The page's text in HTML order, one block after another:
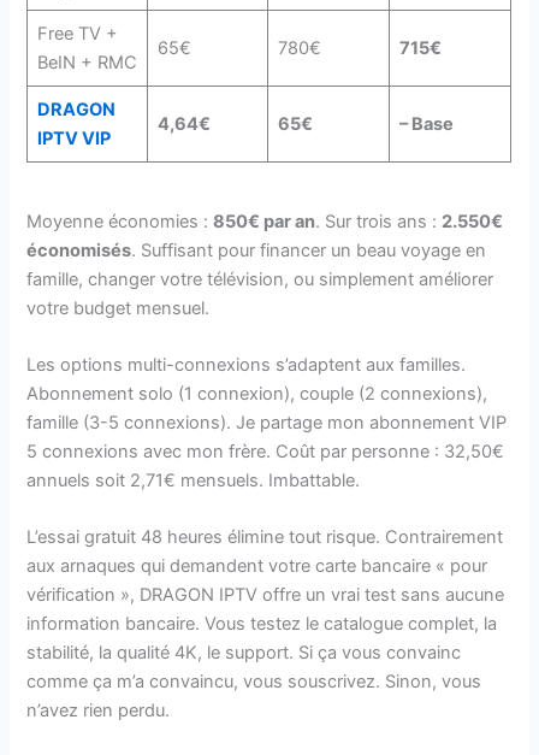
Free TV +
BeIN + RMC
65€ 780€ 715€
DRAGON
IPTV VIP
4,64€ 65€ – Base
Moyenne économies :850€ par an. Sur trois ans : 2.550€
économisés. Suffisant pour financer un beau voyage en
famille, changer votre télévision, ou simplement améliorer
votre budget mensuel.
Les options multi-connexions s’adaptent aux familles.
Abonnement solo (1 connexion), couple (2 connexions),
famille (3-5 connexions). Je partage mon abonnement VIP
5 connexions avec mon frère. Coût par personne : 32,50€
annuels soit 2,71€ mensuels. Imbattable.
L’essai gratuit 48 heures élimine tout risque. Contrairement
aux arnaques qui demandent votre carte bancaire « pour
vérification », DRAGON IPTV offre un vrai test sans aucune
information bancaire. Vous testez le catalogue complet, la
stabilité, la qualité 4K, le support. Si ça vous convainc
comme ça m’a convaincu, vous souscrivez. Sinon, vous
n’avez rien perdu.